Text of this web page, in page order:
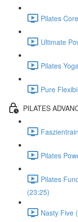
Pilates
Ultimate
Pilates
Pure
PILATES
Pilates
Pilates
(23:25)
Nasty Five